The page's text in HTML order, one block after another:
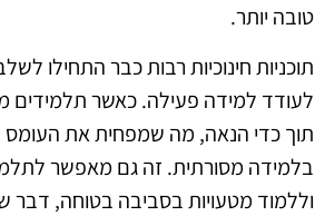
טובה יותר.
תוכניות חינוכיות רבות כבר התחילו
לעודד למידה פעילה. כאשר תלמידים
תוך כדי הנאה, מה שמפחית את העומס
בלמידה מסורתית. זה גם מאפשר
וללמוד מטעויות בסביבה בטוחה, דבר